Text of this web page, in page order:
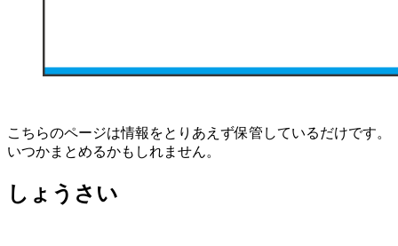
こちらのページは情報をとりあえず保管しているだけです。
いつかまとめるかもしれません。
しょうさい